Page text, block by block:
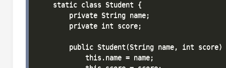
    static class Student {
        private String name;
        private int score;
public Student(String name, int score)
            this.name = name;